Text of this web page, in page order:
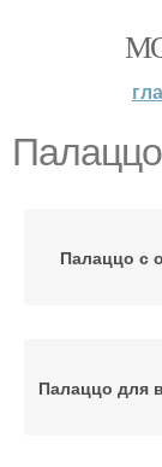
Палаццо с
Палаццо для